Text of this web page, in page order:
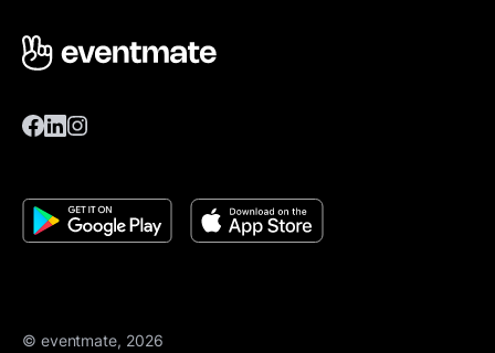
© eventmate, 2026